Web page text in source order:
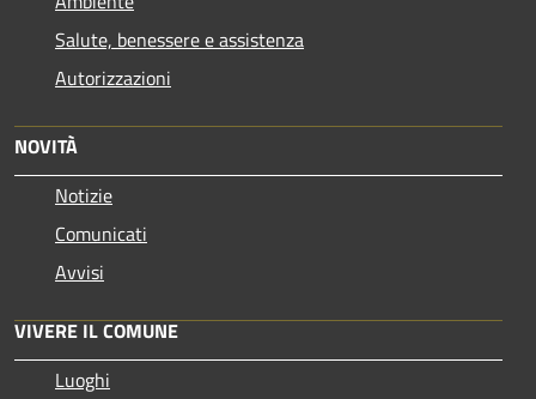
Salute, benessere e assistenza
Autorizzazioni
NOVITÀ
Notizie
Comunicati
Avvisi
VIVERE IL COMUNE
Luoghi